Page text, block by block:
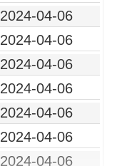
2024-04-06
2024-04-06
2024-04-06
2024-04-06
2024-04-06
2024-04-06
2024-04-06